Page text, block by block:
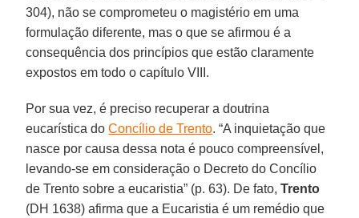
304), não se comprometeu o magistério em uma
formulação diferente, mas o que se afirmou é a
consequência dos princípios que estão claramente
expostos em todo o capítulo VIII.
Por sua vez, é preciso recuperar a doutrina
eucarística doConcílio de Trento. “A inquietação que
nasce por causa dessa nota é pouco compreensível,
levando-se em consideração o Decreto do Concílio
de Trento sobre a eucaristia” (p. 63). De fato,Trento
(DH 1638) afirma que a Eucaristia é um remédio que